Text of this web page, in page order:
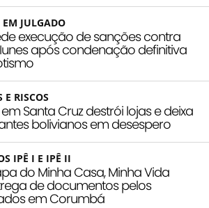
JULGADO
execução de sanções contra
após condenação definitiva
E RISCOS
Santa Cruz destrói lojas e deixa
bolivianos em desespero
IPÊ I E IPÊ II
do Minha Casa, Minha Vida
de documentos pelos
em Corumbá